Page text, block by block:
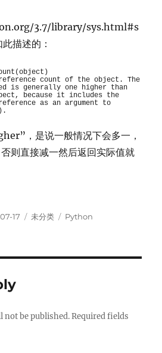
3.7/library/sys.html#s
描述的：
count of the object. The
is generally one higher than
because it includes the
as an argument to
，是说一般情况下会多一，
则直接减一然后返回实际值就
17 Categories
未分类 Tags
Python
not be published. Required fields